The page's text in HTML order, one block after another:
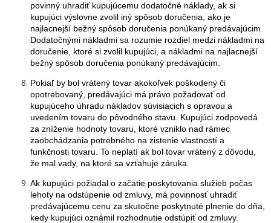
povinný uhradiť kupujúcemu dodatočné náklady, ak si
kupujúci výslovne zvolil iný spôsob doručenia, ako je
najlacnejší bežný spôsob doručenia ponúkaný predávajúcim.
Dodatočnými nákladmi sa rozumie rozdiel medzi nákladmi na
doručenie, ktoré si zvolil kupujúci, a nákladmi na najlacnejší
bežný spôsob doručenia ponúkaný predávajúcim.
Pokiaľ by bol vrátený tovar akokoľvek poškodený či
opotrebovaný, predávajúci má právo požadovať od
kupujúceho úhradu nákladov súvisiacich s opravou a
uvedením tovaru do pôvodného stavu. Kupujúci zodpovedá
za zníženie hodnoty tovaru, ktoré vzniklo nad rámec
zaobchádzania potrebného na zistenie vlastností a
funkčnosti tovaru. To neplatí ak bol tovar vrátený z dôvodu,
že mal vady, na ktoré sa vzťahuje záruka.
Ak kupujúci požiadal o začatie poskytovania služieb počas
lehoty na odstúpenie od zmluvy, má povinnosť uhradiť
predávajúcemu cenu za skutočne poskytnuté plnenie do dňa,
kedy kupujúci oznámil rozhodnutie odstúpiť od zmluvy.